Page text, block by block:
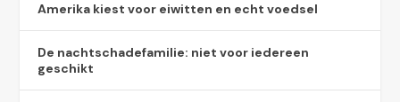
Amerika kiest voor eiwitten en echt voedsel
De nachtschadefamilie: niet voor iedereen
geschikt